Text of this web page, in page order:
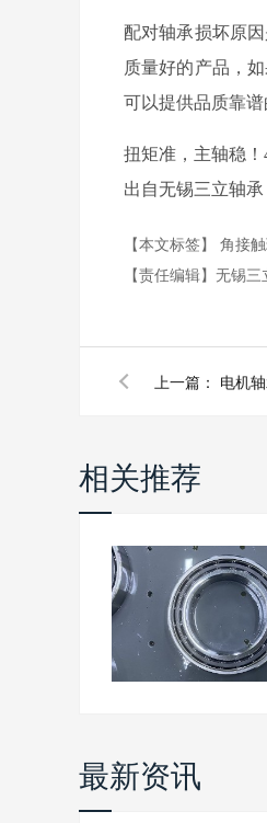
配对轴承损坏原
质量好的产品，
可以提供品质靠谱
扭矩准，主轴稳！
出自无锡三立轴承
【本文标签】 角接
【责任编辑】 无锡三
上一篇：
相关推荐
最新资讯